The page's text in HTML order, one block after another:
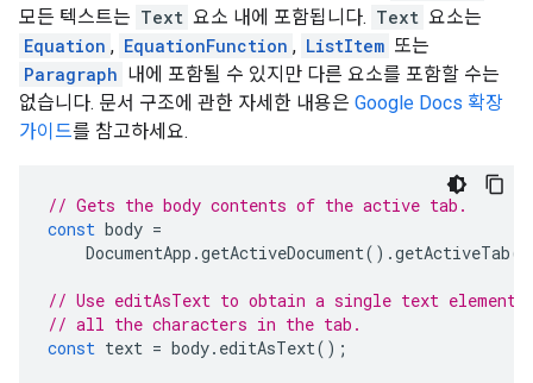
모든 텍스트는 Text 요소 내에 포함됩니다. Text 요소는
Equation , EquationFunction , ListItem 또는
Paragraph 내에 포함될 수 있지만 다른 요소를 포함할 수는
없습니다. 문서 구조에 관한 자세한 내용은 Google Docs 확장
가이드를 참고하세요.
// Gets the body contents of the active tab.
const body =
DocumentApp .getActiveDocument().getActiveTab
// Use editAsText to obtain a single text element
// all the characters in the tab.
const text = body. editAsText();